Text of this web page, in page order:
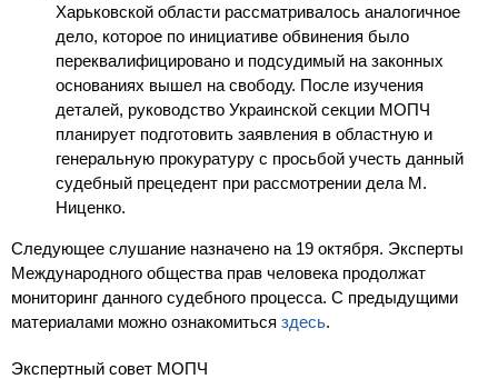
Харьковской области рассматривалось аналогичное
дело, которое по инициативе обвинения было
переквалифицировано и подсудимый на законных
основаниях вышел на свободу. После изучения
деталей, руководство Украинской секции МОПЧ
планирует подготовить заявления в областную и
генеральную прокуратуру с просьбой учесть данный
судебный прецедент при рассмотрении дела М.
Ниценко.
Следующее слушание назначено на 19 октября. Эксперты
Международного общества прав человека продолжат
мониторинг данного судебного процесса. С предыдущими
материалами можно ознакомиться здесь.
Экспертный совет МОПЧ